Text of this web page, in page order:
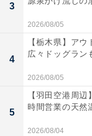
3
2026/08/05
4
【栃木県】ア
広々ドッグラン
2026/08/05
5
【羽田空港周
時間営業の天然
2026/08/04